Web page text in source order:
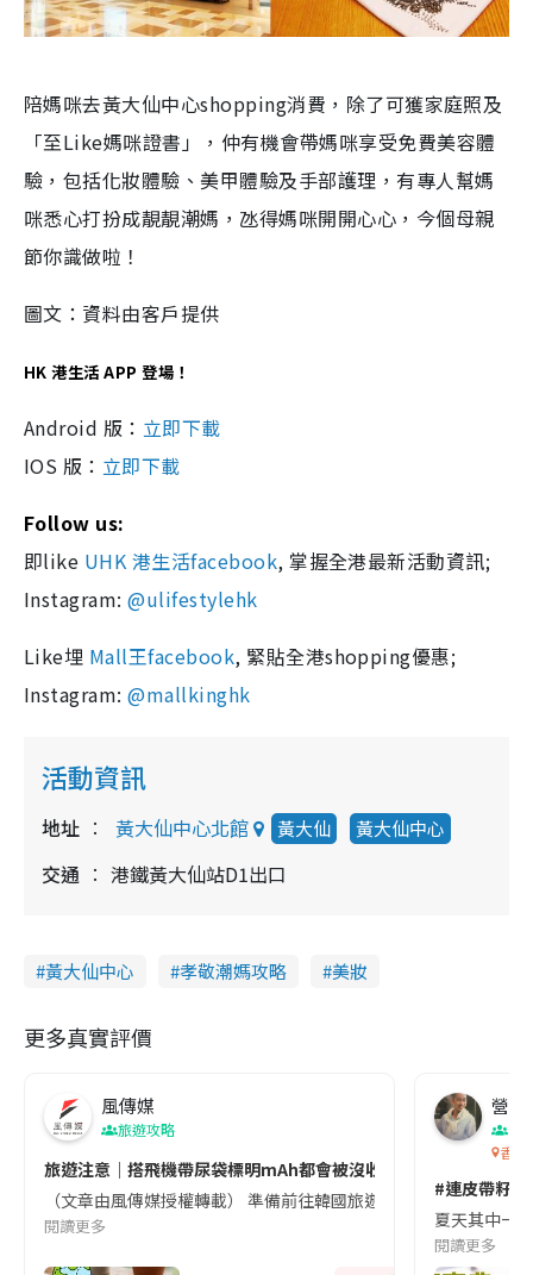
陪媽咪去黃大仙中心shopping消費，除了可獲家庭照及
「至Like媽咪證書」，仲有機會帶媽咪享受免費美容體
驗，包括化妝體驗、美甲體驗及手部護理，有專人幫媽
咪悉心打扮成靚靚潮媽，氹得媽咪開開心心，今個母親
節你識做啦！
圖文：資料由客戶提供
HK 港生活 APP 登場！
Android 版： 立即下載
IOS 版： 立即下載
Follow us:
即like UHK 港生活facebook, 掌握全港最新活動資訊;
Instagram:@ulifestylehk
Like埋 Mall王facebook, 緊貼全港shopping優惠;
Instagram:@mallkinghk
活動資訊
地址 黃大仙中心北館 黃大仙 黃大仙中心
交通 港鐵黃大仙站D1出口
黃大仙中心 孝敬潮媽攻略 美妝
更多真實評價
風傳媒
旅遊攻略
旅遊注意｜搭飛機帶尿袋標明mAh都會被沒收😱出發前切記檢查
（文章由風傳媒授權轉載） 準備前往韓國旅遊的民眾，近期要
閱讀更多
營養
香港
#連皮帶籽
夏天其中一
閱讀更多